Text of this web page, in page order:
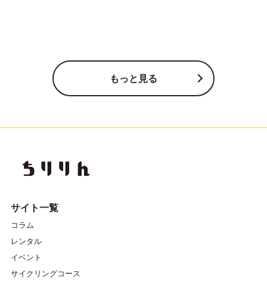
もっと見る
サイト一覧
コラム
レンタル
イベント
サイクリングコース